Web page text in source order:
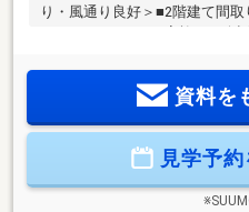
り・風通り良好＞■2階建て間
ったりスペース！■家族との会
乾燥機付きで雨の日の洗濯物
片付けもラクラク！＜駐車ス
道はフラットな平坦地です！
【山城青谷】駅より徒歩約3
資料を
見学予